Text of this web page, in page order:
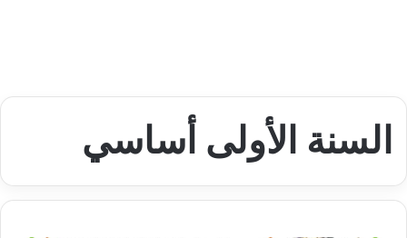
السنة الأولى أساسي